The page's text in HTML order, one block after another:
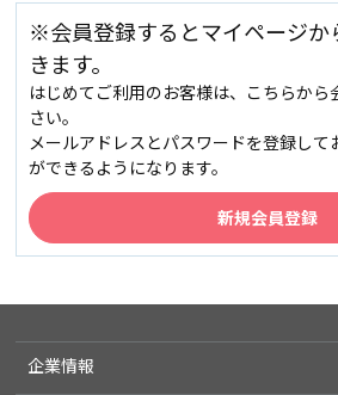
※会員登録するとマイページか
きます。
はじめてご利用のお客様は、こちらから
さい。
メールアドレスとパスワードを登録して
ができるようになります。
企業情報